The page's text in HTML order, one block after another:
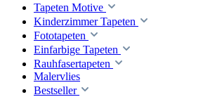
Tapeten Motive
Kinderzimmer Tapeten
Fototapeten
Einfarbige Tapeten
Rauhfasertapeten
Malervlies
Bestseller